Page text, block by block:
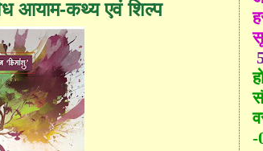
-
आयाम-कथ्य एवं शिल्प